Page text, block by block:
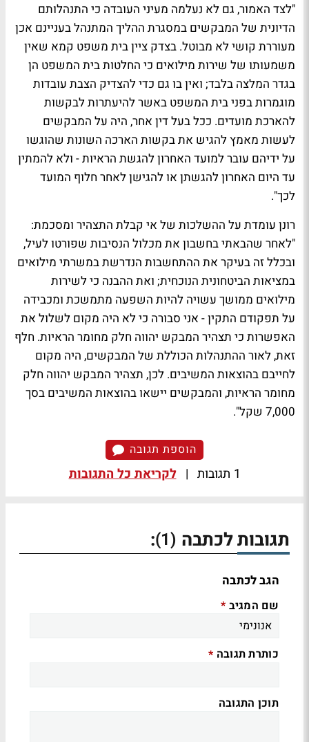
"לצד האמור, גם לא נעלמה מעיני העובדה כי התנהלותם
הדיונית של המבקשים במסגרת ההליך המתנהל בעניינם אכן
מעוררת קושי לא מבוטל. בצדק ציין בית משפט קמא שאין
משמעותו של שירות מילואים כי החלטות בית המשפט הן
בגדר המלצה בלבד; ואין בו גם כדי להצדיק הצבת עובדות
מוגמרות בפני בית המשפט באשר להיעתרות לבקשות
להארכת מועדים. ככל בעל דין אחר, היה על המבקשים
לעשות מאמץ להגיש את בקשות הארכה השונות שהוגשו
על ידיהם עובר למועד האחרון להגשת הראיות - ולא להמתין
עד היום האחרון להגשתן או להגישן לאחר חלוף המועד
לכך".
רונן עומדת על ההשלכות של אי קבלת התצהיר ומסכמת:
"לאחר שהבאתי בחשבון את מכלול הנסיבות שפורטו לעיל,
ובכלל זה בעיקר את ההתחשבות הנדרשת במשרתי מילואים
במציאות הביטחונית הנוכחית; ואת ההבנה כי לשירות
מילואים ממושך עשויה להיות השפעה מתמשכת ומכבידה
על תפקודם התקין - אני סבורה כי לא היה מקום לשלול את
האפשרות כי תצהיר המבקש יהווה חלק מחומר הראיות. חלף
זאת, לאור ההתנהלות הכוללת של המבקשים, היה מקום
לחייבם בהוצאות המשיבים. לכן, תצהיר המבקש יהווה חלק
מחומר הראיות, והמבקשים יישאו בהוצאות המשיבים בסך
7,000 שקל".
הוספת תגובה
1 תגובות | לקריאת כל התגובות
תגובות לכתבה (1)
:
הגב לכתבה
שם המגיב *
כותרת תגובה *
תוכן התגובה